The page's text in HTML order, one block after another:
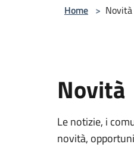
Home > Novità
Novità
Le notizie, i
novità,